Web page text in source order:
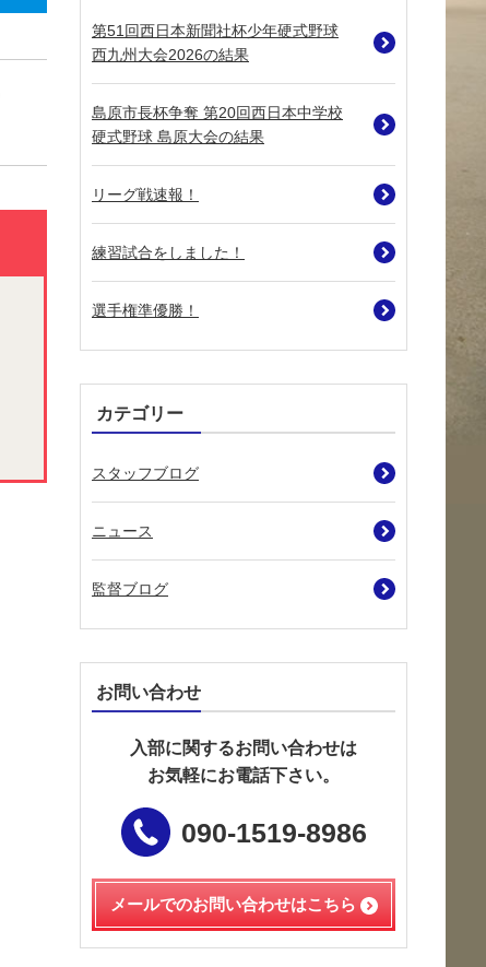
第51回西日本新聞社杯少年硬式野球
西九州大会2026の結果
島原市長杯争奪 第20回西日本中学校
硬式野球 島原大会の結果
リーグ戦速報！
練習試合をしました！
選手権準優勝！
カテゴリー
スタッフブログ
ニュース
監督ブログ
お問い合わせ
入部に関するお問い合わせは
お気軽にお電話下さい。
090-1519-8986
メールでのお問い合わせはこちら